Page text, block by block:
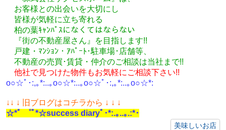
お客様との出会いを大切にし
皆様が気軽に立ち寄れる
柏の葉ｷｬﾝﾊﾟｽになくてはならない
『街の不動産屋さん』を目指します!!
戸建・ﾏﾝｼｮﾝ・ｱﾊﾟｰﾄ･駐車場･店舗等、
不動産の売買･賃貸・仲介のご相談は当社まで!!
他社で見つけた物件もお気軽にご相談下さい!!
o○☆ﾟ･:,｡*:..｡o○☆*:..｡o○☆ﾟ･:,｡*:..｡o○☆*:
↓ ↓ ↓ 旧ブログはコチラから ↓ ↓ ↓
☆*ﾟ ゜ﾟ*☆success diaryﾟ･*:.｡..｡.:*･
美味しいお店